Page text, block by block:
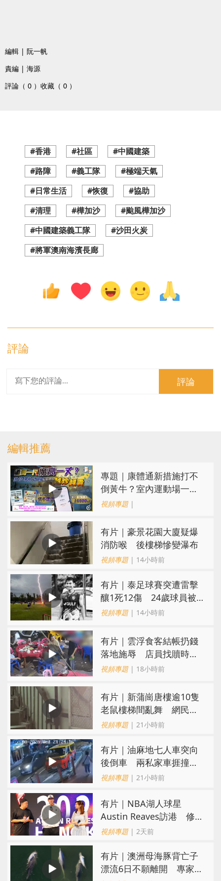
編輯 | 阮一帆
責編 | 海源
評論（ 0 ） 收藏（ 0 ）
#香港 #社區
#中國建築
#路障
#義工隊
#極端天氣
#日常生活
#恢復
#協助
#清理
#樺加沙
#颱風樺加沙
#中國建築義工隊
#沙田火炭
#將軍澳南海濱長廊
評論
評論
編輯推薦
專題｜康體通新措施打不
倒黃牛？室內運動場一場
難求越炒越貴
視頻專題|
有片｜豪景花園大廈疑爆
消防喉 後樓梯慘變瀑布
視頻專題| 14小時前
有片｜泰足球賽突遭雷擊
釀1死12傷 24歲球員被
閃電劈中亡
視頻專題| 14小時前
​有片｜雲浮食客結帳扔錢
落地施辱 店員找贖時還
施彼身獲老闆肯定
視頻專題| 18小時前
有片｜新蒲崗唐樓逾10隻
老鼠樓梯間亂舞 網民嚇
親：每次經過都要好大勇
視頻專題| 21小時前
有片｜油麻地七人車突向
後倒車 兩私家車捱撞
司機不顧而去
視頻專題| 21小時前
有片｜NBA湖人球星
Austin Reaves訪港 修
頓與青少年交流球技
視頻專題| 2天前
有片｜澳洲母海豚背亡子
漂流6日不願離開 專家：